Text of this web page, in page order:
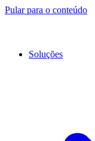
Pular para o conteúdo
Soluções